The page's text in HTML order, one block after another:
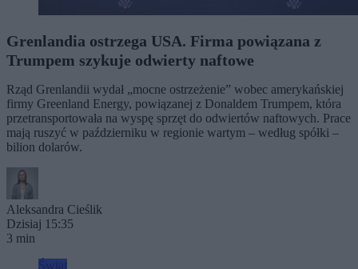
Grenlandia ostrzega USA. Firma powiązana z
Trumpem szykuje odwierty naftowe
Rząd Grenlandii wydał „mocne ostrzeżenie” wobec amerykańskiej
firmy Greenland Energy, powiązanej z Donaldem Trumpem, która
przetransportowała na wyspę sprzęt do odwiertów naftowych. Prace
mają ruszyć w październiku w regionie wartym – według spółki –
bilion dolarów.
Aleksandra Cieślik
Dzisiaj 15:35
3 min